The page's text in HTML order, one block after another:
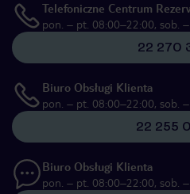
Telefoniczne Centrum
pon. – pt. 08:00–22:00, sob.
22 270
Biuro Obsługi Klienta
pon. – pt. 08:00–22:00, sob.
22 255
Biuro Obsługi Klienta
pon. – pt. 08:00–22:00, sob.